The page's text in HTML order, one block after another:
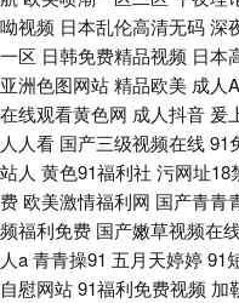
呦视频 日本乱伦高清无码深
一区 日韩免费精品视频 日本
亚洲色图网站精品欧美 成人
在线观看黄色网 成人抖音 爰
人人看 国产三级视频在线91
站人 黄色91福利社 污网址18
费 欧美激情福利网 国产青青
频福利免费 国产嫩草视频在
人a青青操91 五月天婷婷91
自慰网站91福利免费视频 加